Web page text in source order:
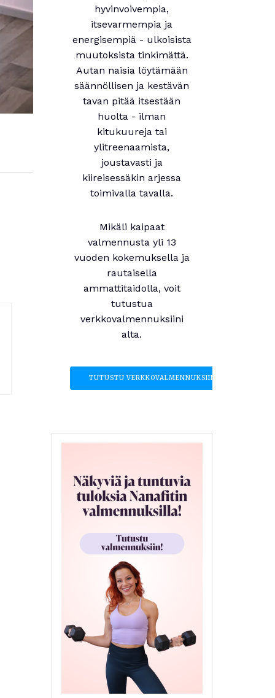
hyvinvoivempia,
itsevarmempia ja
energisempiä - ulkoisista
muutoksista tinkimättä.
Autan naisia löytämään
säännöllisen ja kestävän
tavan pitää itsestään
huolta - ilman
kitukuureja tai
ylitreenaamista,
joustavasti ja
kiireisessäkin arjessa
toimivalla tavalla.
Mikäli kaipaat
valmennusta yli 13
vuoden kokemuksella ja
rautaisella
ammattitaidolla, voit
tutustua
verkkovalmennuksiini
alta.
TUTUSTU VERKKOVALMENNUKSIIN